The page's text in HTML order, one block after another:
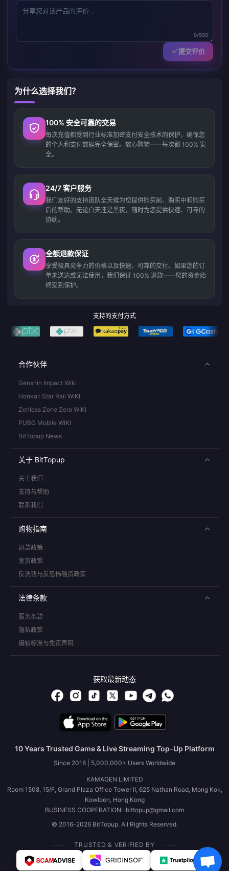
0/500
提交评价
为什么选择我们？
100% 安全可靠的交易
每次充值都受到行业标准加密支付安全技术的保护，确保您
的个人和支付数据完全保密。放心购物——每次都 100% 安
全。
24/7 客户服务
我们友好的支持团队全天候为您提供购买前、购买中和购买
后的帮助。无论白天还是黑夜，随时为您提供快速、可靠的
协助。
全额退款保证
享受极具竞争力的价格以及快速、可靠的交付。如果您的订
单未送达或无法使用，我们保证 100% 退款——您的资金始
终受到保护。
支持的支付方式
合作伙伴
Genshin Impact Wiki
Honkai: Star Rail WIKI
Zenless Zone Zero WIKI
PUBG Mobile WIKI
BitTopup News
关于 BitTopup
关于我们
支持与帮助
联系我们
购物指南
退款政策
发货政策
反洗钱与反恐怖融资政策
法律条款
服务条款
隐私政策
编辑标准与免责声明
获取最新动态
10 Years Trusted Game & Live Streaming Top-Up Platform
Since 2016 | 5,000,000+ Users Worldwide
KAMAGEN LIMITED
Room 1508, 15/F, Grand Plaza Office Tower II, 625 Nathan Road, Mong Kok,
Kowloon, Hong Kong
BUSINESS COOPERATION: ibittopup@gmail.com
© 2016-2026 BitTopup. All Rights Reserved.
TRUSTED & VERIFIED BY